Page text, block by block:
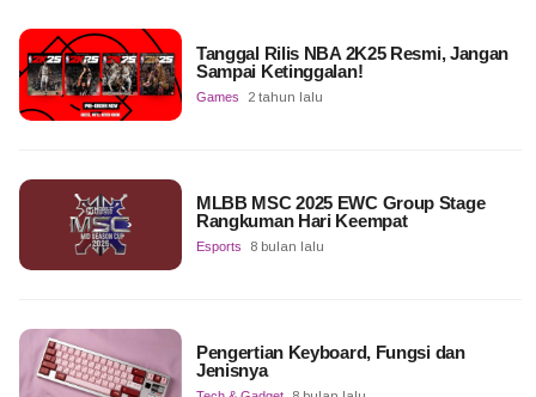
Tanggal Rilis NBA 2K25 Resmi, Jangan
Sampai Ketinggalan!
Games 2 tahun lalu
MLBB MSC 2025 EWC Group Stage
Rangkuman Hari Keempat
Esports 8 bulan lalu
Pengertian Keyboard, Fungsi dan
Jenisnya